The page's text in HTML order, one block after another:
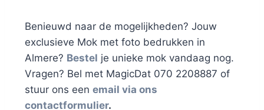
Benieuwd naar de mogelijkheden? Jouw
exclusieve Mok met foto bedrukken in
Almere? Bestel je unieke mok vandaag nog.
Vragen? Bel met MagicDat 070 2208887 of
stuur ons een email via ons
contactformulier.